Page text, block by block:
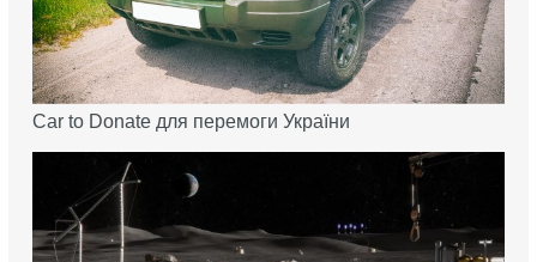
Car to Donate для перемоги України